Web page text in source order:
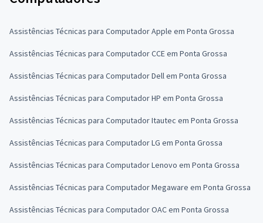
Assistências Técnicas para Computador Apple em Ponta Grossa
Assistências Técnicas para Computador CCE em Ponta Grossa
Assistências Técnicas para Computador Dell em Ponta Grossa
Assistências Técnicas para Computador HP em Ponta Grossa
Assistências Técnicas para Computador Itautec em Ponta Grossa
Assistências Técnicas para Computador LG em Ponta Grossa
Assistências Técnicas para Computador Lenovo em Ponta Grossa
Assistências Técnicas para Computador Megaware em Ponta Grossa
Assistências Técnicas para Computador OAC em Ponta Grossa